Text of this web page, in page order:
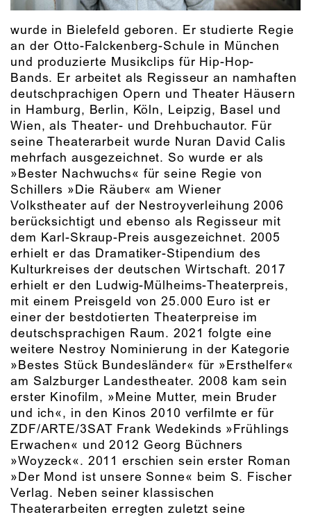
wurde in Bielefeld geboren. Er studierte Regie
an der Otto-Falckenberg-Schule in München
und produzierte Musikclips für Hip-Hop-
Bands. Er arbeitet als Regisseur an namhaften
deutschprachigen Opern und Theater Häusern
in Hamburg, Berlin, Köln, Leipzig, Basel und
Wien, als Theater- und Drehbuchautor. Für
seine Theaterarbeit wurde Nuran David Calis
mehrfach ausgezeichnet. So wurde er als
»Bester Nachwuchs« für seine Regie von
Schillers »Die Räuber« am Wiener
Volkstheater auf der Nestroyverleihung 2006
berücksichtigt und ebenso als Regisseur mit
dem Karl-Skraup-Preis ausgezeichnet. 2005
erhielt er das Dramatiker-Stipendium des
Kulturkreises der deutschen Wirtschaft. 2017
erhielt er den Ludwig-Mülheims-Theaterpreis,
mit einem Preisgeld von 25.000 Euro ist er
einer der bestdotierten Theaterpreise im
deutschsprachigen Raum. 2021 folgte eine
weitere Nestroy Nominierung in der Kategorie
»Bestes Stück Bundesländer« für »Ersthelfer«
am Salzburger Landestheater. 2008 kam sein
erster Kinofilm, »Meine Mutter, mein Bruder
und ich«, in den Kinos 2010 verfilmte er für
ZDF/ARTE/3SAT Frank Wedekinds »Frühlings
Erwachen« und 2012 Georg Büchners
»Woyzeck«. 2011 erschien sein erster Roman
»Der Mond ist unsere Sonne« beim S. Fischer
Verlag. Neben seiner klassischen
Theaterarbeiten erregten zuletzt seine